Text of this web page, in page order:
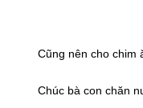
Cũng nên cho chim
Chúc bà con chăn